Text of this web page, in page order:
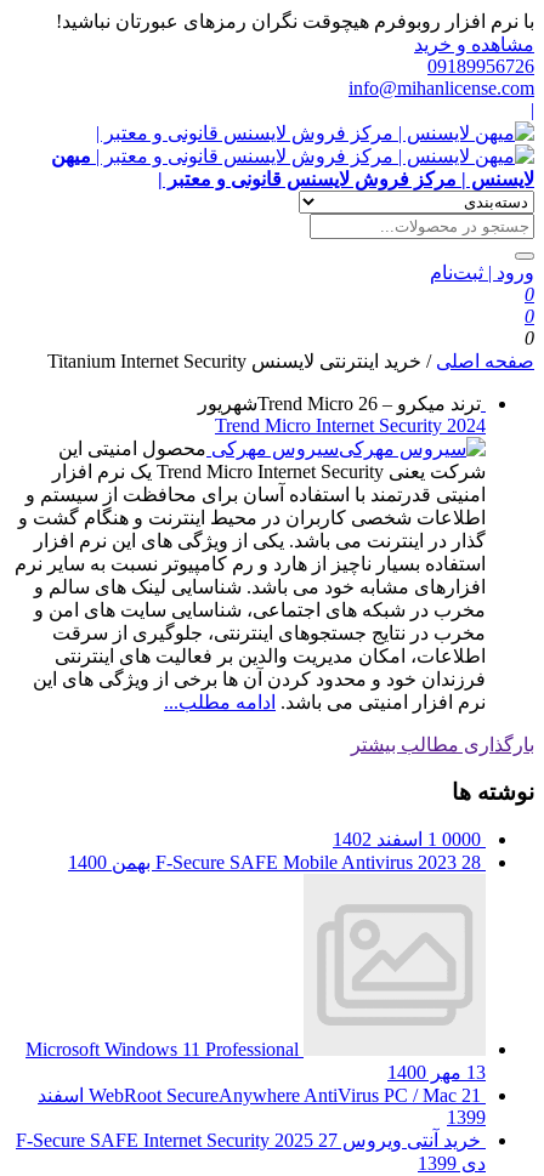
با نرم افزار روبوفرم هیچوقت نگران رمزهای عبورتان نباشید!
مشاهده و خرید
09189956726
info@mihanlicense.com
|
میهن
لایسنس | مرکز فروش لایسنس قانونی و معتبر |
ورود | ثبت‌نام
0
0
0
صفحه اصلی / خرید اینترنتی لایسنس Titanium Internet Security
ترند میکرو – Trend Micro 26
شهریور
Trend Micro Internet Security 2024
سیروس مهرکی محصول امنیتی این
شرکت یعنی Trend Micro Internet Security یک نرم افزار
امنیتی قدرتمند با استفاده آسان برای محافظت از سیستم و
اطلاعات شخصی کاربران در محیط اینترنت و هنگام گشت و
گذار در اینترنت می باشد. یکی از ویژگی های این نرم افزار
استفاده بسیار ناچیز از هارد و رم کامپیوتر نسبت به سایر نرم
افزارهای مشابه خود می باشد. شناسایی لینک های سالم و
مخرب در شبکه های اجتماعی، شناسایی سایت های امن و
مخرب در نتایج جستجوهای اینترنتی، جلوگیری از سرقت
اطلاعات، امکان مدیریت والدین بر فعالیت های اینترنتی
فرزندان خود و محدود کردن آن ها برخی از ویژگی های این
نرم افزار امنیتی می باشد. ادامه مطلب...
بارگذاری مطالب بیشتر
نوشته ها
0000 1 اسفند 1402
F-Secure SAFE Mobile Antivirus 2023 28 بهمن 1400
Microsoft Windows 11 Professional
13 مهر 1400
WebRoot SecureAnywhere AntiVirus PC / Mac 21 اسفند
1399
خرید آنتی ویروس F-Secure SAFE Internet Security 2025 27
دی 1399